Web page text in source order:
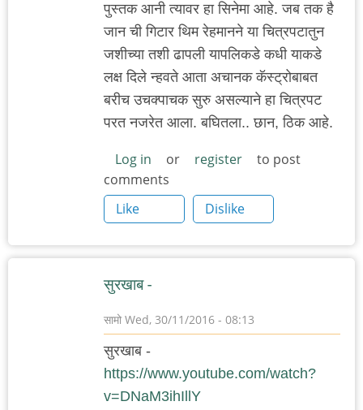
पुस्तक आनी त्यावर हा सिनेमा आहे. जब तक है
जान ची गिटार थिम रेहमानने या चित्रपटातुन
जशीच्या तशी ढापली यापलिकडे कधी याकडे
लक्ष दिले न्हवते आता अचानक कॅस्ट्रोबाबत
बरीच उचक्पाचक सुरु असल्याने हा चित्रपट
परत नजरेत आला. बघितला.. छान, ठिक आहे.
Log in or register
to post
comments
Like
Dislike
सुरखाब -
सामो Wed, 30/11/2016 - 08:13
सुरखाब -
https://www.youtube.com/watch?
v=DNaM3ihIllY